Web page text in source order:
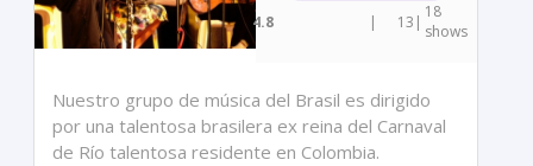
4.8
| 13 | 18
shows
Nuestro grupo de música del Brasil es dirigido
por una talentosa brasilera ex reina del Carnaval
de Río talentosa residente en Colombia.